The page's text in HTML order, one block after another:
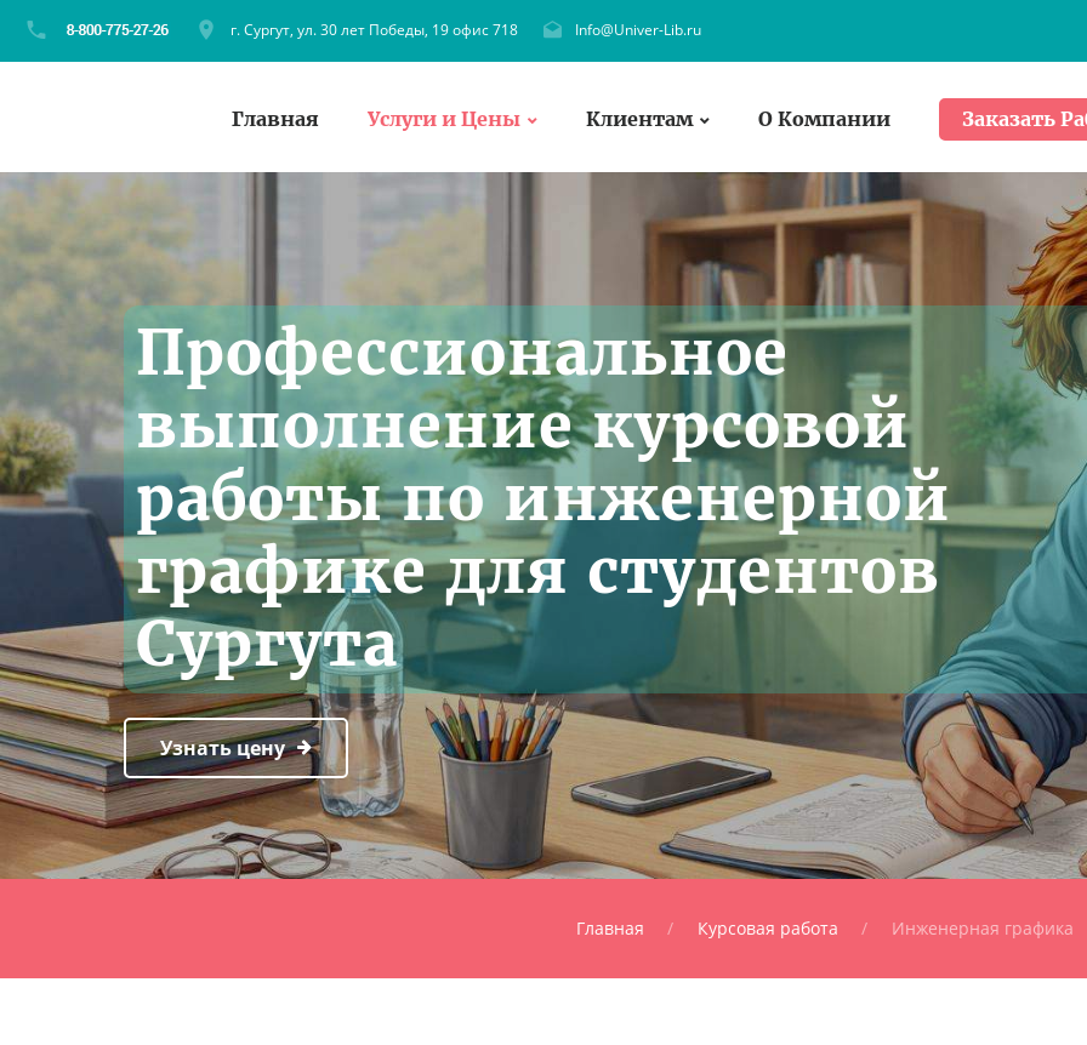
г. Сургут, ул. 30 лет Победы, 19 офис 718 Info@Univer-Lib.ru
Главная Услуги и Цены Клиентам О Компании Заказать
Профессиональное
выполнение курсовой
работы по инженерной
графике для студентов
Сургута
Узнать цену
Главная Курсовая работа Инженерная графика